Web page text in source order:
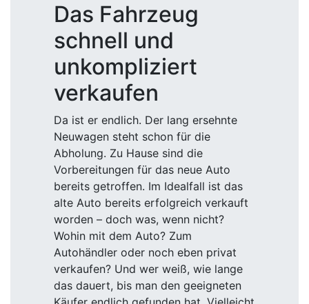
Das Fahrzeug
schnell und
unkompliziert
verkaufen
Da ist er endlich. Der lang ersehnte
Neuwagen steht schon für die
Abholung. Zu Hause sind die
Vorbereitungen für das neue Auto
bereits getroffen. Im Idealfall ist das
alte Auto bereits erfolgreich verkauft
worden – doch was, wenn nicht?
Wohin mit dem Auto? Zum
Autohändler oder noch eben privat
verkaufen? Und wer weiß, wie lange
das dauert, bis man den geeigneten